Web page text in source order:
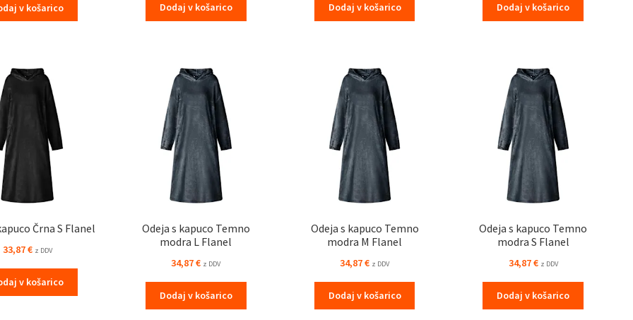
v košarico Dodaj v košarico Dodaj v košarico Dodaj v košarico
Črna S Flanel
33,87€ z DDV
v košarico
Odeja s kapuco Temno
modra L Flanel
34,87€ z DDV
Dodaj v košarico
Odeja s kapuco Temno
modra M Flanel
34,87€ z DDV
Dodaj v košarico
Odeja s kapuco Temno
modra S Flanel
34,87€ z DDV
Dodaj v košarico